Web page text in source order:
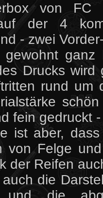
von FC
auf der 4
- zwei
ganz
Drucks
rund
fein gedruckt
ist aber,
von Felge
der Reifen
die